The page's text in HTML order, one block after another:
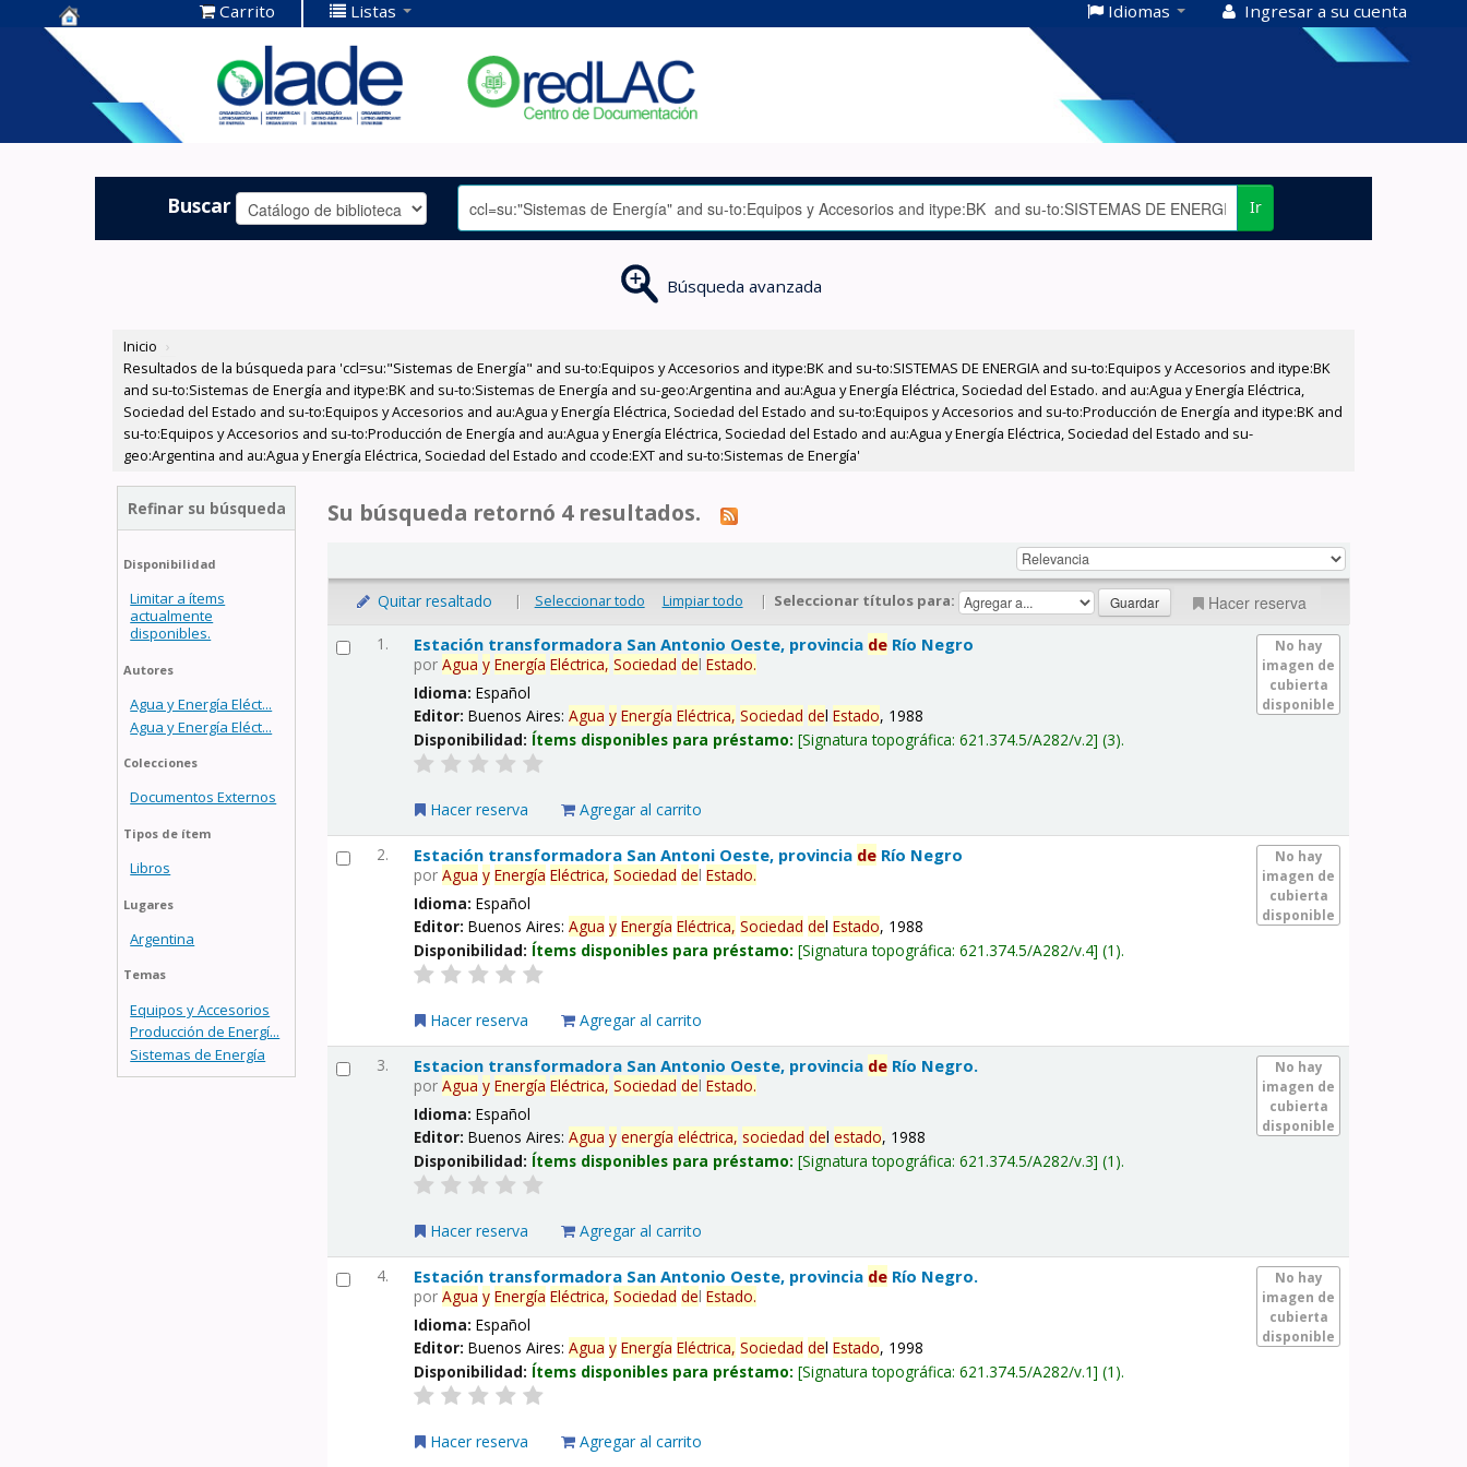
Centro de
Documentación
OLADE -
Carrito Listas Idiomas Ingresar a su cuenta
Buscar Ir
Búsqueda avanzada
Inicio ›
Resultados de la búsqueda para 'ccl=su:"Sistemas de Energía" and su-to:Equipos y Accesorios and itype:BK and su-to:SISTEMAS DE ENERGIA and su-to:Equipos y Accesorios and itype:BK
and su-to:Sistemas de Energía and itype:BK and su-to:Sistemas de Energía and su-geo:Argentina and au:Agua y Energía Eléctrica, Sociedad del Estado. and au:Agua y Energía Eléctrica,
Sociedad del Estado and su-to:Equipos y Accesorios and au:Agua y Energía Eléctrica, Sociedad del Estado and su-to:Equipos y Accesorios and su-to:Producción de Energía and itype:BK and
su-to:Equipos y Accesorios and su-to:Producción de Energía and au:Agua y Energía Eléctrica, Sociedad del Estado and au:Agua y Energía Eléctrica, Sociedad del Estado and su-
geo:Argentina and au:Agua y Energía Eléctrica, Sociedad del Estado and ccode:EXT and su-to:Sistemas de Energía'
Refinar su búsqueda
Disponibilidad
Limitar a ítems
actualmente
disponibles.
Autores
Agua y Energía Eléct...
Agua y Energía Eléct...
Colecciones
Documentos Externos
Tipos de ítem
Libros
Lugares
Argentina
Temas
Equipos y Accesorios
Producción de Energí...
Sistemas de Energía
Su búsqueda retornó 4 resultados.
Quitar resaltado | Seleccionar todo Limpiar todo | Seleccionar títulos para: Hacer reserva
1.
No hay
imagen de
cubierta
disponible
Estación transformadora San Antonio Oeste, provincia de Río Negro
porAgua y Energía Eléctrica, Sociedad delEstado.
Idioma:Español
Editor:Buenos Aires:Agua y Energía Eléctrica, Sociedad delEstado, 1988
Disponibilidad: Ítems disponibles para préstamo: Signatura topográfica:621.374.5/A282/v.2 (3).
Hacer reserva Agregar al carrito
2.
No hay
imagen de
cubierta
disponible
Estación transformadora San Antoni Oeste, provincia de Río Negro
porAgua y Energía Eléctrica, Sociedad delEstado.
Idioma:Español
Editor:Buenos Aires:Agua y Energía Eléctrica, Sociedad delEstado, 1988
Disponibilidad: Ítems disponibles para préstamo: Signatura topográfica:621.374.5/A282/v.4 (1).
Hacer reserva Agregar al carrito
3.
No hay
imagen de
cubierta
disponible
Estacion transformadora San Antonio Oeste, provincia de Río Negro.
porAgua y Energía Eléctrica, Sociedad delEstado.
Idioma:Español
Editor:Buenos Aires:Agua y energía eléctrica, sociedad delestado, 1988
Disponibilidad: Ítems disponibles para préstamo: Signatura topográfica:621.374.5/A282/v.3 (1).
Hacer reserva Agregar al carrito
4.
No hay
imagen de
cubierta
disponible
Estación transformadora San Antonio Oeste, provincia de Río Negro.
porAgua y Energía Eléctrica, Sociedad delEstado.
Idioma:Español
Editor:Buenos Aires:Agua y Energía Eléctrica, Sociedad delEstado, 1998
Disponibilidad: Ítems disponibles para préstamo: Signatura topográfica:621.374.5/A282/v.1 (1).
Hacer reserva Agregar al carrito